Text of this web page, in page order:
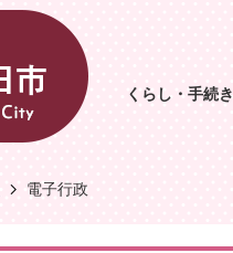
くらし・手続き
電子行政